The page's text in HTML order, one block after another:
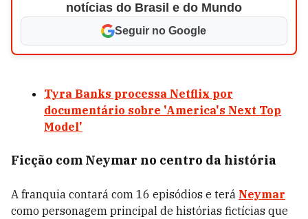
notícias do Brasil e do Mundo
Seguir no Google
Tyra Banks processa Netflix por
documentário sobre 'America's Next Top
Model'
Ficção com Neymar no centro da história
A franquia contará com 16 episódios e terá Neymar
como personagem principal de histórias fictícias que